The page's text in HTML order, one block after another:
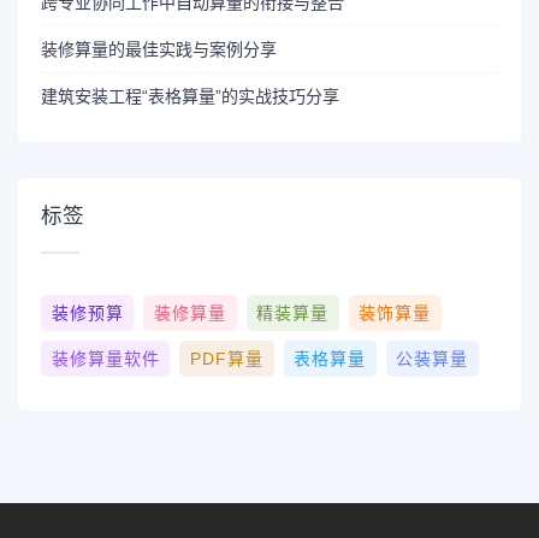
装修算量的最佳实践与案例分享
建筑安装工程“表格算量”的实战技巧分享
标签
装修预算 装修算量 精装算量 装饰算量
装修算量软件 PDF算量 表格算量 公装算量